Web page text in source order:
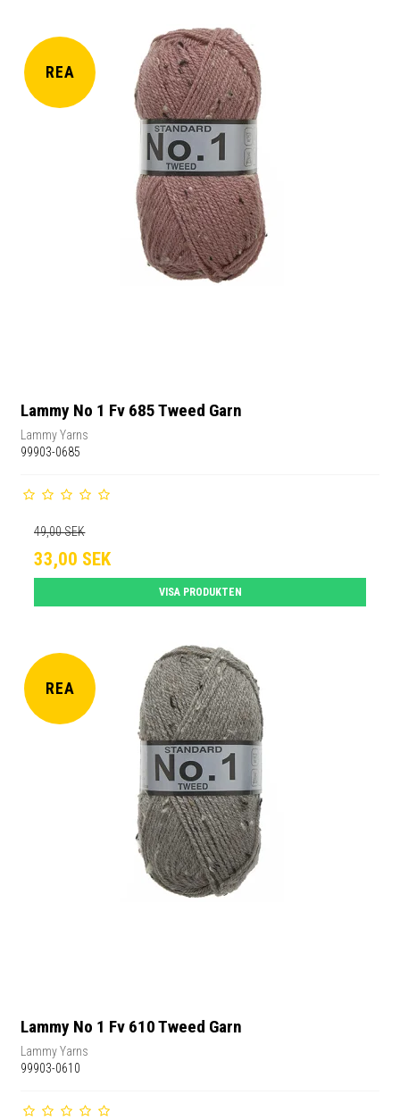
REA
Lammy No 1 Fv 685 Tweed Garn
Lammy Yarns
99903-0685
49,00 SEK
33,00 SEK
VISA PRODUKTEN
REA
Lammy No 1 Fv 610 Tweed Garn
Lammy Yarns
99903-0610